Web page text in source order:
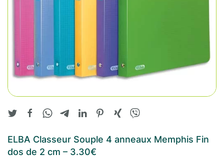
ELBA Classeur Souple 4 anneaux Memphis Fin
dos de 2 cm – 3.30€